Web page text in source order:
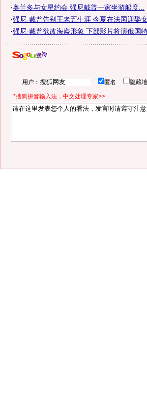
·奥兰多与女星约会 强尼戴普一家坐游船度...
·强尼-戴普告别王老五生涯 今夏在法国迎娶
·强尼-戴普欲改海盗形象 下部影片将演俄国
用户： 匿名 隐藏
*搜狗拼音输入法，中文处理专家>>